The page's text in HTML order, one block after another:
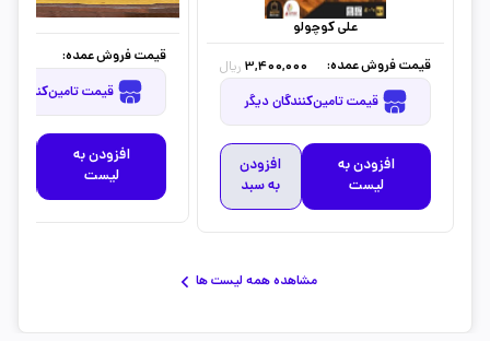
علی کوچولو
قیمت فروش عمده:
3,400,000 ریال
قیمت تامین‌کنندگان دیگر
افزودن به
لیست
افزودن
به سبد
قیمت فروش عمده:
قیمت تامین‌کنندگان دیگر
افزودن به
لیست
مشاهده همه لیست ها